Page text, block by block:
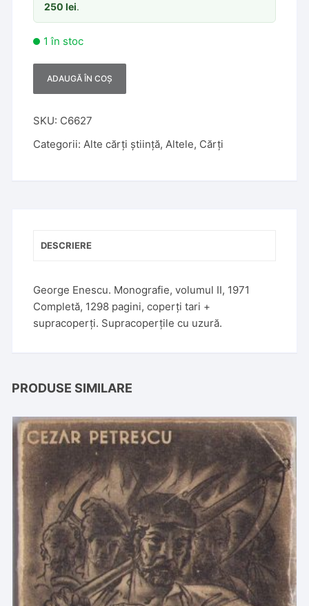
250lei.
1 în stoc
ADAUGĂ ÎN COȘ
t
SKU: C6627
Categorii:Alte cărți știință,Altele, Cărți
DESCRIERE
George Enescu. Monografie, volumul II, 1971
Completă, 1298 pagini, coperți tari +
supracoperți. Supracoperțile cu uzură.
PRODUSE SIMILARE